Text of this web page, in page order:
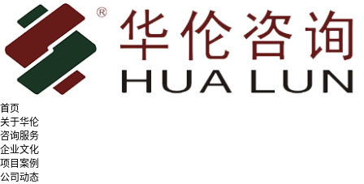
首页
关于华伦
咨询服务
企业文化
项目案例
公司动态